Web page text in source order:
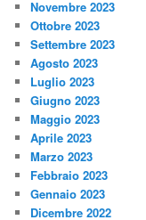
Novembre 2023
Ottobre 2023
Settembre 2023
Agosto 2023
Luglio 2023
Giugno 2023
Maggio 2023
Aprile 2023
Marzo 2023
Febbraio 2023
Gennaio 2023
Dicembre 2022